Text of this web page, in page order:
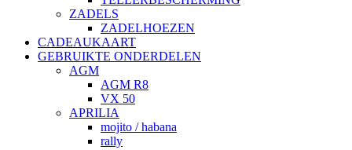
ZADELS
ZADELHOEZEN
CADEAUKAART
GEBRUIKTE ONDERDELEN
AGM
AGM R8
VX 50
APRILIA
mojito / habana
rally